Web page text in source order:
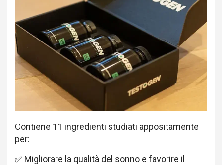
Contiene 11 ingredienti studiati appositamente
per:
✅ Migliorare la qualità del sonno e favorire il